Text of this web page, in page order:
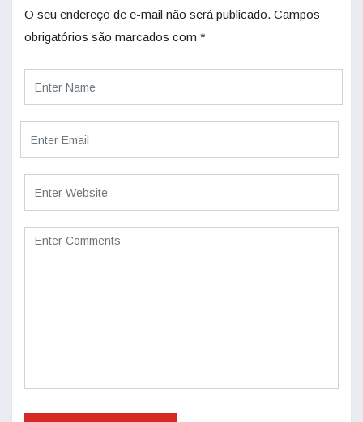
O seu endereço de e-mail não será publicado. Campos
obrigatórios são marcados com *